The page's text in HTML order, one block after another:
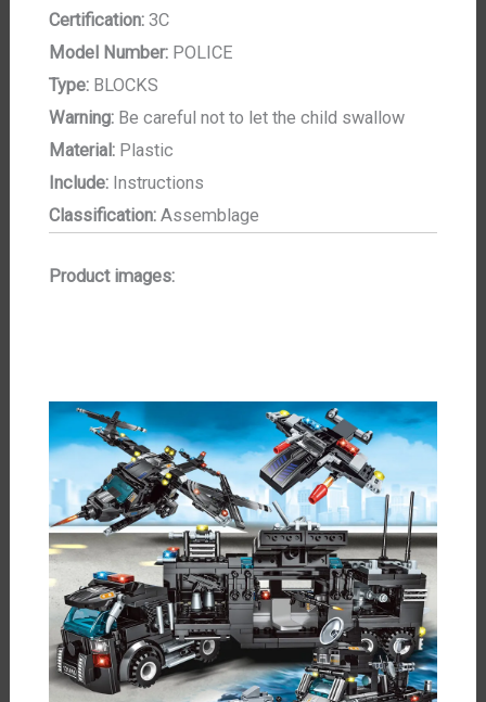
Certification: 3C
Model Number: POLICE
Type: BLOCKS
Warning: Be careful not to let the child swallow
Material: Plastic
Include: Instructions
Classification: Assemblage
modname=ckeditor
Product images: